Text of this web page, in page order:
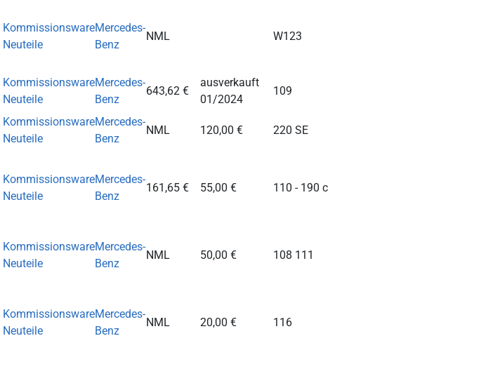
Kommissionsware
Neuteile
Mercedes-
Benz
NML W123
Kommissionsware
Neuteile
Mercedes-
Benz
643,62 €
ausverkauft
01/2024
109
Kommissionsware
Neuteile
Mercedes-
Benz
NML 120,00 € 220 SE
Kommissionsware
Neuteile
Mercedes-
Benz
161,65 € 55,00 € 110 - 190 c
Kommissionsware
Neuteile
Mercedes-
Benz
NML 50,00 € 108 111
Kommissionsware
Neuteile
Mercedes-
Benz
NML 20,00 € 116